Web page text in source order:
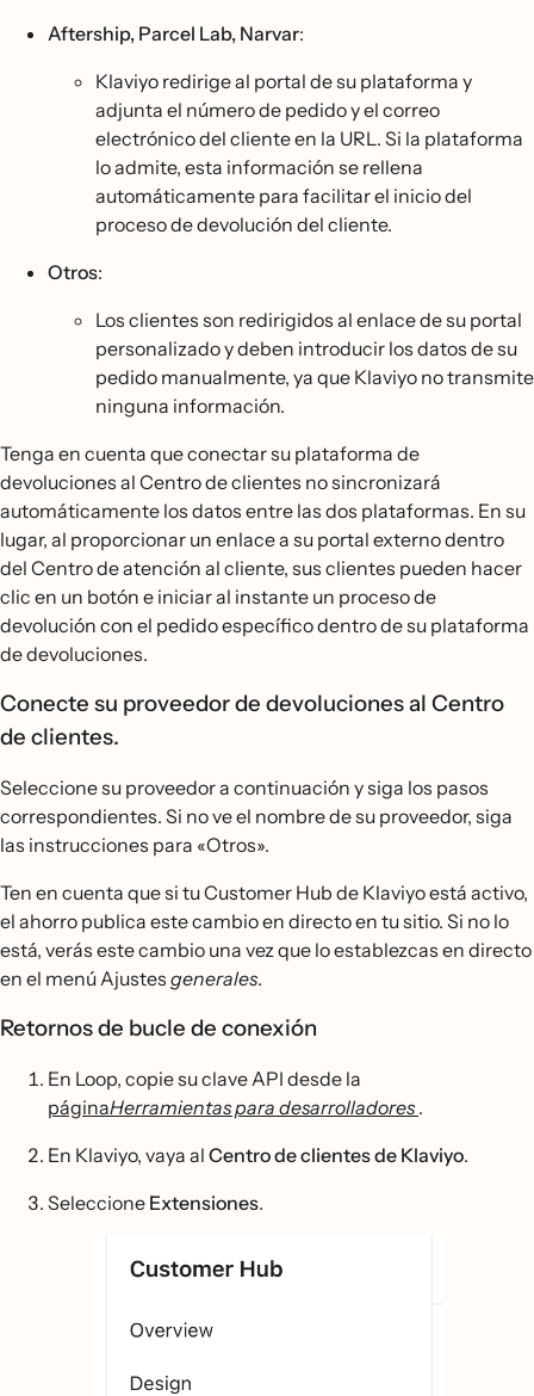
Aftership, Parcel Lab, Narvar:
Klaviyo redirige al portal de su plataforma y
adjunta el número de pedido y el correo
electrónico del cliente en la URL. Si la plataforma
lo admite, esta información se rellena
automáticamente para facilitar el inicio del
proceso de devolución del cliente.
Otros:
Los clientes son redirigidos al enlace de su portal
personalizado y deben introducir los datos de su
pedido manualmente, ya que Klaviyo no transmite
ninguna información.
Tenga en cuenta que conectar su plataforma de
devoluciones al Centro de clientes no sincronizará
automáticamente los datos entre las dos plataformas. En su
lugar, al proporcionar un enlace a su portal externo dentro
del Centro de atención al cliente, sus clientes pueden hacer
clic en un botón e iniciar al instante un proceso de
devolución con el pedido específico dentro de su plataforma
de devoluciones.
Conecte su proveedor de devoluciones al Centro
de clientes.
Seleccione su proveedor a continuación y siga los pasos
correspondientes. Si no ve el nombre de su proveedor, siga
las instrucciones para «Otros».
Ten en cuenta que si tu Customer Hub de Klaviyo está activo,
el ahorro publica este cambio en directo en tu sitio. Si no lo
está, verás este cambio una vez que lo establezcas en directo
en el menú Ajustes generales.
Retornos de bucle de conexión
En Loop, copie su clave API desde la
páginaHerramientas para desarrolladores .
En Klaviyo, vaya al Centro de clientes de Klaviyo.
Seleccione Extensiones.